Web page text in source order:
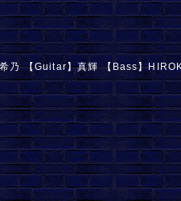
乃 【Guitar】真輝 【Bass】